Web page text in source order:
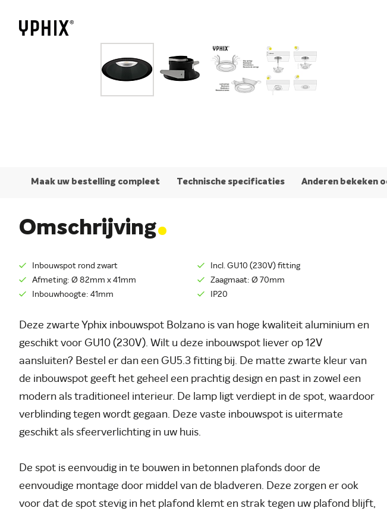
Maak uw bestelling compleet Technische specificaties Anderen bekeken
Omschrijving.
Inbouwspot rond zwart
Incl. GU10 (230V) fitting
Afmeting: Ø 82mm x 41mm
Zaagmaat: Ø 70mm
Inbouwhoogte: 41mm
IP20
Deze zwarte Yphix inbouwspot Bolzano is van hoge kwaliteit aluminium en
geschikt voor GU10 (230V). Wilt u deze inbouwspot liever op 12V
aansluiten? Bestel er dan een GU5.3 fitting bij. De matte zwarte kleur van
de inbouwspot geeft het geheel een prachtig design en past in zowel een
modern als traditioneel interieur. De lamp ligt verdiept in de spot, waardoor
verblinding tegen wordt gegaan. Deze vaste inbouwspot is uitermate
geschikt als sfeerverlichting in uw huis.
De spot is eenvoudig in te bouwen in betonnen plafonds door de
eenvoudige montage door middel van de bladveren. Deze zorgen er ook
voor dat de spot stevig in het plafond klemt en strak tegen uw plafond blijft,